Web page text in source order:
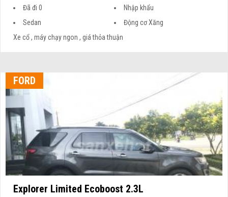
Đã đi 0
Nhập khẩu
Sedan
Động cơ Xăng
Xe cổ , máy chạy ngon , giá thỏa thuận
FORD
Explorer Limited Ecoboost 2.3L